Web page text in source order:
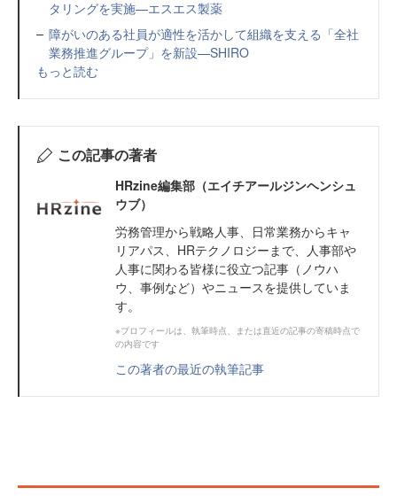
タリングを実施—エスエス製薬
障がいのある社員が適性を活かして組織を支える「全社
業務推進グループ」を新設—SHIRO
もっと読む
この記事の著者
HRzine編集部（エイチアールジンヘンシュ
ウブ）
労務管理から戦略人事、日常業務からキャ
リアパス、HRテクノロジーまで、人事部や
人事に関わる皆様に役立つ記事（ノウハ
ウ、事例など）やニュースを提供していま
す。
※プロフィールは、執筆時点、または直近の記事の寄稿時点で
の内容です
この著者の最近の執筆記事